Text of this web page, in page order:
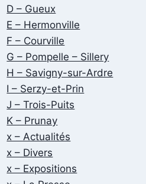
D – Gueux
E – Hermonville
F – Courville
G – Pompelle – Sillery
H – Savigny-sur-Ardre
I – Serzy-et-Prin
J – Trois-Puits
K – Prunay
x – Actualités
x – Divers
x – Expositions